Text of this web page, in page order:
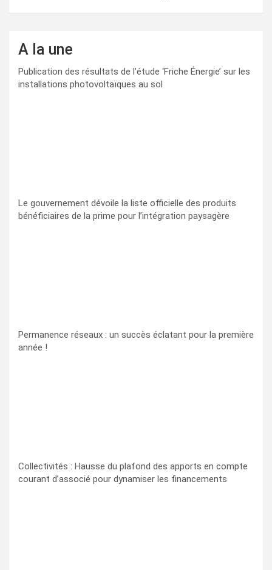
A la une
Publication des résultats de l’étude ‘Friche Énergie’ sur les
installations photovoltaïques au sol
Le gouvernement dévoile la liste officielle des produits
bénéficiaires de la prime pour l’intégration paysagère
Permanence réseaux : un succès éclatant pour la première
année !
Collectivités : Hausse du plafond des apports en compte
courant d’associé pour dynamiser les financements